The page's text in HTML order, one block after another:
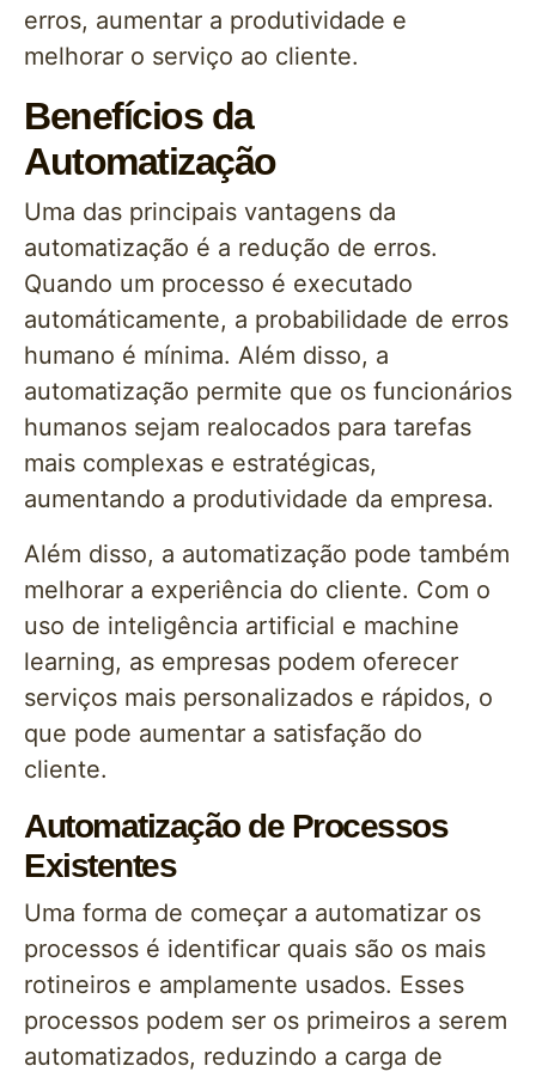
erros, aumentar a produtividade e
melhorar o serviço ao cliente.
Benefícios da
Automatização
Uma das principais vantagens da
automatização é a redução de erros.
Quando um processo é executado
automáticamente, a probabilidade de erros
humano é mínima. Além disso, a
automatização permite que os funcionários
humanos sejam realocados para tarefas
mais complexas e estratégicas,
aumentando a produtividade da empresa.
Além disso, a automatização pode também
melhorar a experiência do cliente. Com o
uso de inteligência artificial e machine
learning, as empresas podem oferecer
serviços mais personalizados e rápidos, o
que pode aumentar a satisfação do
cliente.
Automatização de Processos
Existentes
Uma forma de começar a automatizar os
processos é identificar quais são os mais
rotineiros e amplamente usados. Esses
processos podem ser os primeiros a serem
automatizados, reduzindo a carga de